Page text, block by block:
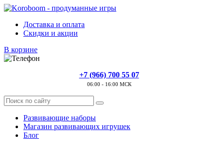
Доставка и оплата
Скидки и акции
В корзине
+7 (966) 700 55 07
06:00 - 16:00 МСК
Развивающие наборы
Магазин развивающих игрушек
Блог